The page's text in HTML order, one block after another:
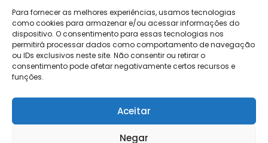
Para fornecer as melhores experiências, usamos tecnologias
como cookies para armazenar e/ou acessar informações do
dispositivo. O consentimento para essas tecnologias nos
permitirá processar dados como comportamento de navegação
ou IDs exclusivos neste site. Não consentir ou retirar o
consentimento pode afetar negativamente certos recursos e
funções.
Aceitar
Negar
Trabalhe
Conosco
Contato
Relatório de
Salarial
Login
Eventos
Contábeis
Holos
NG Essence
Soluções
DP e RH
NG Folha
eKeep
FisCo